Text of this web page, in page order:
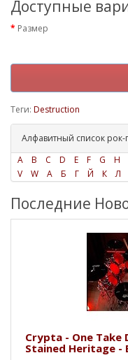
Доступные
Размер
Теги: Destruction
Алфавитный список рок-
A
B C D E F G H
V
W А Б Г Й К Л
Последние
Crypta - One Take
Stained Heritage -